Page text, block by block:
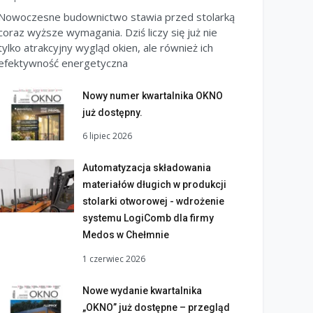
budownictwo stawia przed stolarką
wyższe wymagania. Dziś liczy się już nie
atrakcyjny wygląd okien, ale również ich
energetyczna
Nowy numer kwartalnika OKNO
już dostępny.
6 lipiec 2026
Automatyzacja składowania
materiałów długich w produkcji
stolarki otworowej - wdrożenie
systemu LogiComb dla firmy
Medos w Chełmnie
1 czerwiec 2026
Nowe wydanie kwartalnika
„OKNO” już dostępne – przegląd